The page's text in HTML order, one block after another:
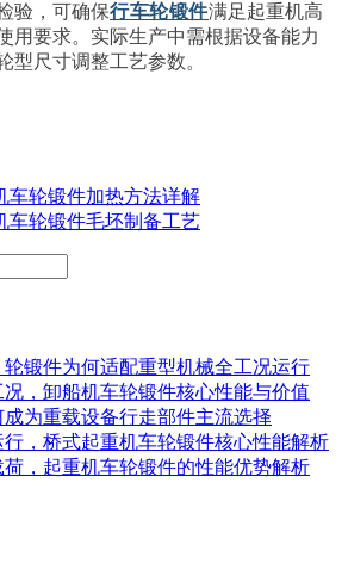
验，可确保行车轮锻件满足起重机高
用要求。实际生产中需根据设备能力
型尺寸调整工艺参数。
车轮锻件加热方法详解
车轮锻件毛坯制备工艺
锻件为何适配重型机械全工况运行
，卸船机车轮锻件核心性能与价值
为重载设备行走部件主流选择
，桥式起重机车轮锻件核心性能解析
，起重机车轮锻件的性能优势解析